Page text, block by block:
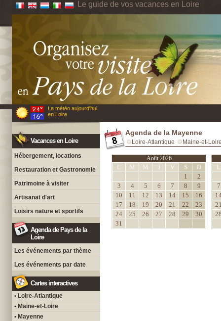
Le guide de vos vacances en Loire
La météo aujourd'hui
en Loire
Vacances en Loire
Hébergement, locations
Restauration et Gastronomie
Patrimoine à visiter
Artisanat d'art
Loisirs nature et sportifs
Agenda de Pays de la
Loire
Les événements par thème
Les événements par date
Cartes interactives
• Loire-Atlantique
• Maine-et-Loire
• Mayenne
Agenda de la Mayenne
Loire-Atlantique Maine-et-
Août 2026
L M M J V S
D
1
2
3
4 5 6 7 8
9
10
11 12 13 14 15
16
17
18 19 20 21 22
23
24
25 26 27 28 29
30
31
L
7